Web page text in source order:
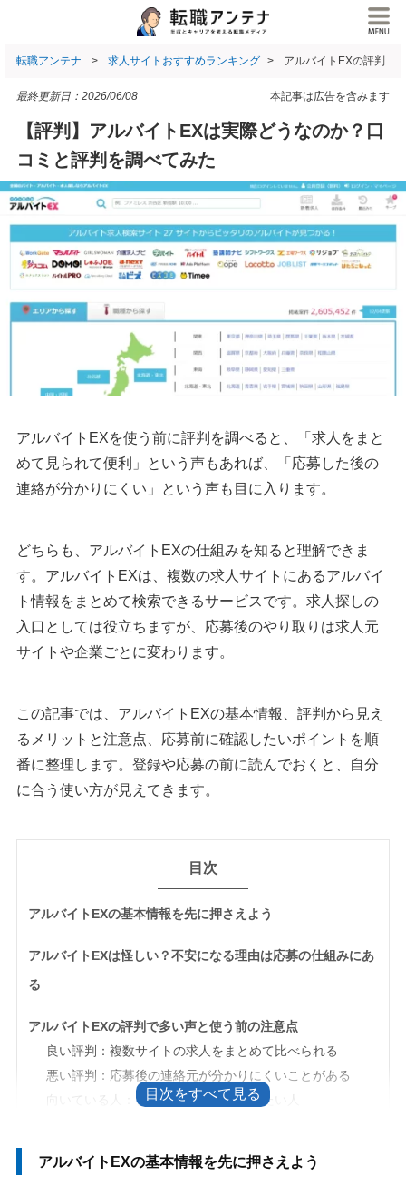
転職アンテナ 求人サイトおすすめランキング アルバイトEXの評判
本記事は広告を含みます
最終更新日： 2026/06/08
【評判】アルバイトEXは実際どうなのか？口
コミと評判を調べてみた
アルバイトEXを使う前に評判を調べると、「求人をまと
めて見られて便利」という声もあれば、「応募した後の
連絡が分かりにくい」という声も目に入ります。
どちらも、アルバイトEXの仕組みを知ると理解できま
す。アルバイトEXは、複数の求人サイトにあるアルバイ
ト情報をまとめて検索できるサービスです。求人探しの
入口としては役立ちますが、応募後のやり取りは求人元
サイトや企業ごとに変わります。
この記事では、アルバイトEXの基本情報、評判から見え
るメリットと注意点、応募前に確認したいポイントを順
番に整理します。登録や応募の前に読んでおくと、自分
に合う使い方が見えてきます。
目次
アルバイトEXの基本情報を先に押さえよう
アルバイトEXは怪しい？不安になる理由は応募の仕組みにあ
る
アルバイトEXの評判で多い声と使う前の注意点
良い評判：複数サイトの求人をまとめて比べられる
悪い評判：応募後の連絡元が分かりにくいことがある
向いている人：まずは候補を広く集めたい人
1. アルバイトEXのお祝い金はすべての求人が対象ではな
アルバイトEXの基本情報を先に押さえよう